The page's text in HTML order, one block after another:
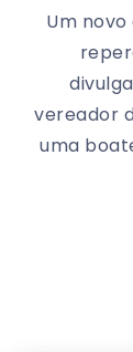
Um
vereador
uma